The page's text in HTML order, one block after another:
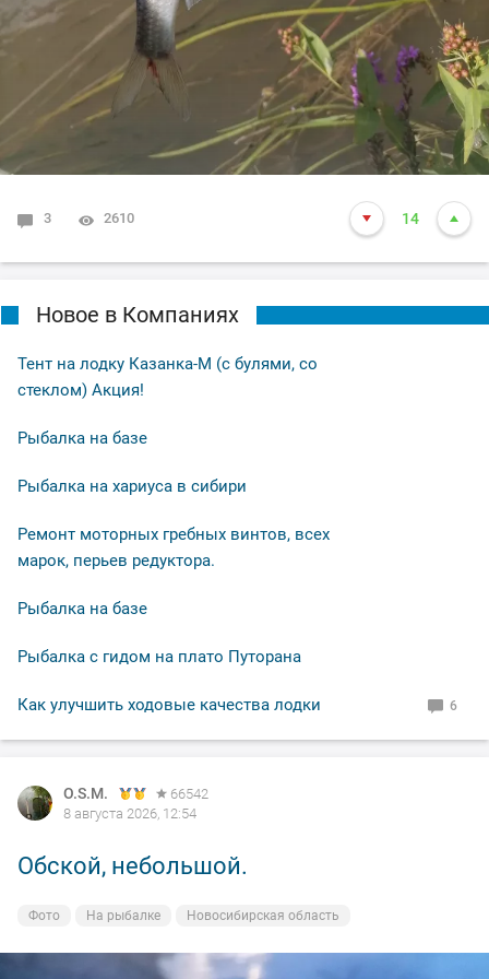
3 2610 14
Новое в Компаниях
Тент на лодку Казанка-М (с булями, со
стеклом) Акция!
Рыбалка на базе
Рыбалка на хариуса в сибири
Ремонт моторных гребных винтов, всех
марок, перьев редуктора.
Рыбалка на базе
Рыбалка с гидом на плато Путорана
Как улучшить ходовые качества лодки 6
O.S.M.
66542
8 августа 2026, 12:54
Обской, небольшой.
Фото На рыбалке Новосибирская область
O.S.M.
66542
8 августа 2026, 12:50
На закате дня.
Фото На рыбалке Новосибирская область
O.S.M.
66542
7 августа 2026, 12:05
"Малек" сороковой в работе.
Фото Снасти Новосибирская область
O.S.M.
66542
7 августа 2026, 11:14
Вечерело.
Фото На рыбалке Новосибирская область